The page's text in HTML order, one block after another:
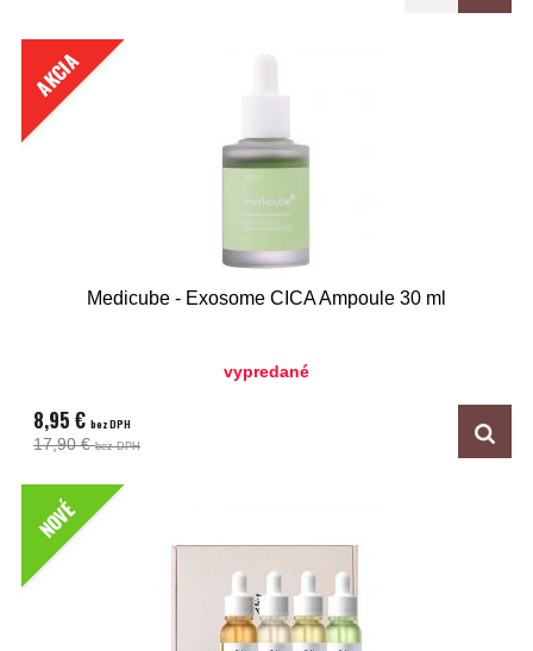
AKCIA
Medicube - Exosome CICA Ampoule 30 ml
vypredané
8,95 € bez DPH
17,90 €bez DPH
NOVÉ